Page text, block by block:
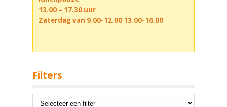
13.00 – 17.30 uur
Zaterdag van 9.00-12.00 13.00-16.00
Filters